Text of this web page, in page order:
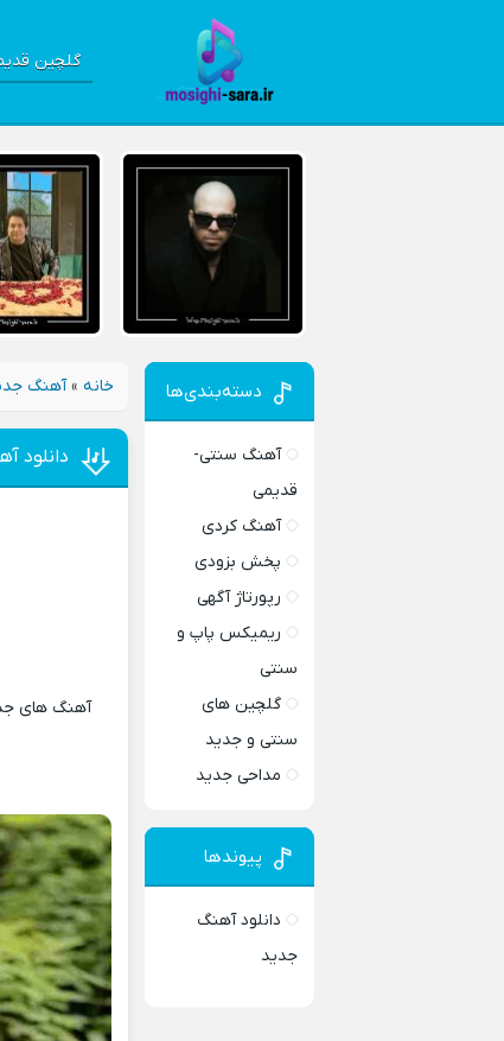
گلچین
خانه »آهنگ
دانلود
آهنگ های
دسته‌بندی‌ها
آهنگ سنتی-
قدیمی
آهنگ کردی
پخش بزودی
رپورتاژ آگهی
ریمیکس پاپ و
سنتی
گلچین های
سنتی و جدید
مداحی جدید
پیوندها
دانلود آهنگ
جدید